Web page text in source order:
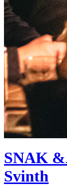
SNAK
Svinth